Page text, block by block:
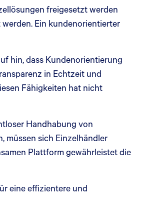
freigesetzt werden
Ein kundenorientierter
hin, dass Kundenorientierung
in Echtzeit und
Fähigkeiten hat nicht
Handhabung von
müssen sich Einzelhändler
Plattform gewährleistet die
eine effizientere und